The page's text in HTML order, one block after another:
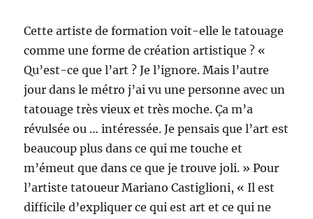
Cette artiste de formation voit-elle le tatouage
comme une forme de création artistique ? «
Qu’est-ce que l’art ? Je l’ignore. Mais l’autre
jour dans le métro j’ai vu une personne avec un
tatouage très vieux et très moche. Ça m’a
révulsée ou … intéressée. Je pensais que l’art est
beaucoup plus dans ce qui me touche et
m’émeut que dans ce que je trouve joli. » Pour
l’artiste tatoueur Mariano Castiglioni, « Il est
difficile d’expliquer ce qui est art et ce qui ne